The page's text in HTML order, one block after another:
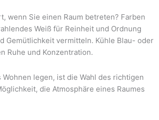
wenn Sie einen Raum betreten? Farben
Weiß für Reinheit und Ordnung
Gemütlichkeit vermitteln. Kühle Blau- oder
Ruhe und Konzentration.
legen, ist die Wahl des richtigen
die Atmosphäre eines Raumes